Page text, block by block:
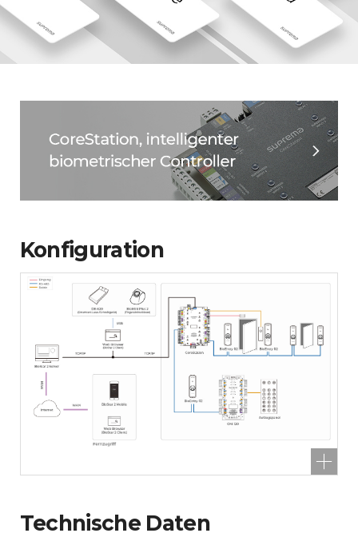
Konfiguration
Technische Daten